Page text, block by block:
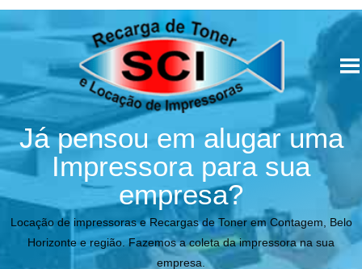
Já pensou em alugar uma
Impressora para sua
empresa?
Locação de impressoras e Recargas de Toner em Contagem, Belo
Horizonte e região. Fazemos a coleta da impressora na sua
empresa.